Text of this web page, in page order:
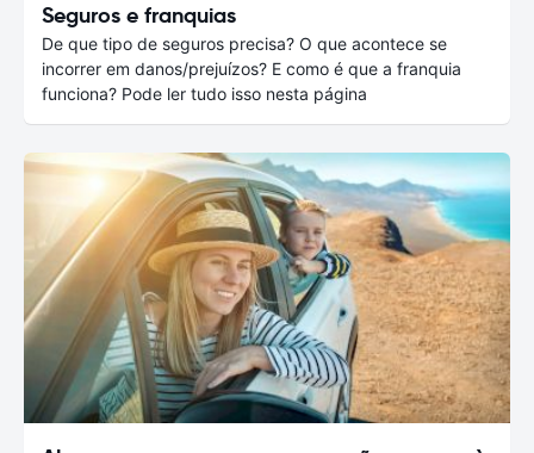
Seguros e franquias
De que tipo de seguros precisa? O que acontece se
incorrer em danos/prejuízos? E como é que a franquia
funciona? Pode ler tudo isso nesta página